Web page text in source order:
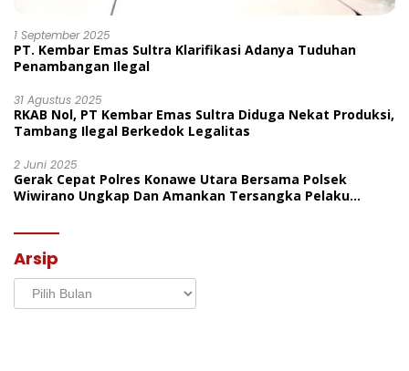
1 September 2025
PT. Kembar Emas Sultra Klarifikasi Adanya Tuduhan
Penambangan Ilegal
31 Agustus 2025
RKAB Nol, PT Kembar Emas Sultra Diduga Nekat Produksi,
Tambang Ilegal Berkedok Legalitas
2 Juni 2025
Gerak Cepat Polres Konawe Utara Bersama Polsek
Wiwirano Ungkap Dan Amankan Tersangka Pelaku
Arsip
Arsip